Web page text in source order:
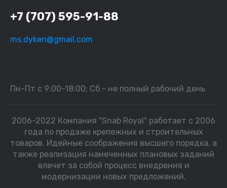
+7 (707) 595-91-88
ms.dyken@gmail.com
Пн-Пт с 9:00-18:00; Сб - не полный рабочий день
2006-2022 Компания "Snab Royal" работает с 2006
года по продаже крепежных и строительных
товаров. Идейные соображения высшего порядка, а
также реализация намеченных плановых заданий
влечет за собой процесс внедрения и
модернизации новых предложений.